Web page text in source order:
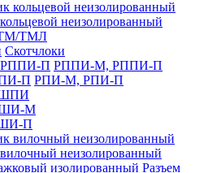
неизолированный
ТМЛ
Скотчлоки
РППИ-М, РППИ-П
РПИ-М, РПИ-П
М
П
неизолированный
Разъем